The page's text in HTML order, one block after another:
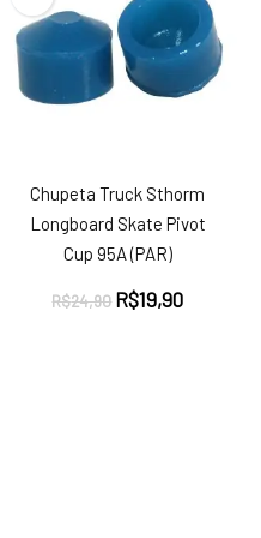
Chupeta Truck Sthorm
Longboard Skate Pivot
Cup 95A (PAR)
R$24,90 O
R$19,90O